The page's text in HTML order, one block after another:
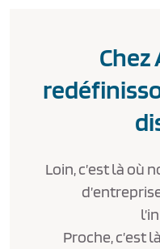
Chez
Loin, c’est là où
Proche, c’est